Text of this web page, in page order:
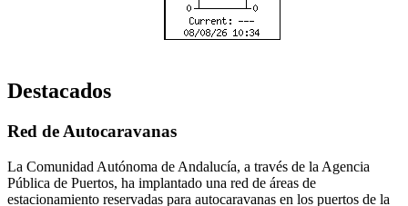
Destacados
Red de Autocaravanas
La Comunidad Autónoma de Andalucía, a través de la Agencia
Pública de Puertos, ha implantado una red de áreas de
estacionamiento reservadas para autocaravanas en los puertos de la